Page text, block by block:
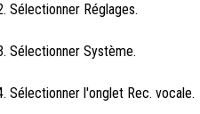
Sélectionner Réglages.
Sélectionner Système.
Sélectionner l'onglet Rec. vocale.